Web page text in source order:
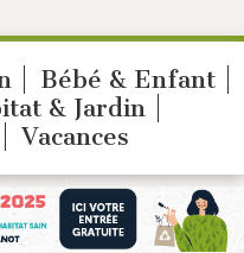
Bébé & Enfant
& Jardin
Vacances